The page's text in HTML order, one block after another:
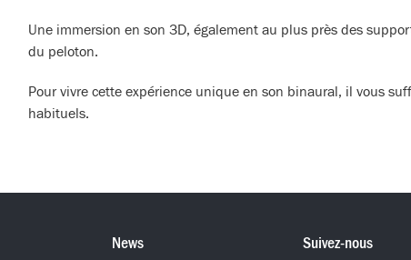
Une immersion en son 3D, également au plus près des
du peloton.
Pour vivre cette expérience unique en son binaural, il vous
habituels.
News
Suivez-nous